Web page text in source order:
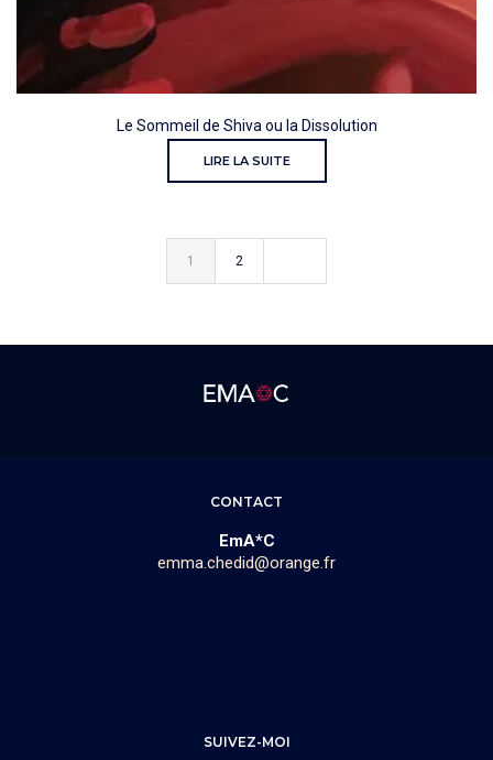
Le Sommeil de Shiva ou la Dissolution
LIRE LA SUITE
1 2
CONTACT
EmA*C
emma.chedid@orange.fr
SUIVEZ-MOI